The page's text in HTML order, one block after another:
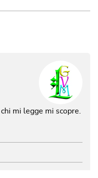
mi legge mi scopre.